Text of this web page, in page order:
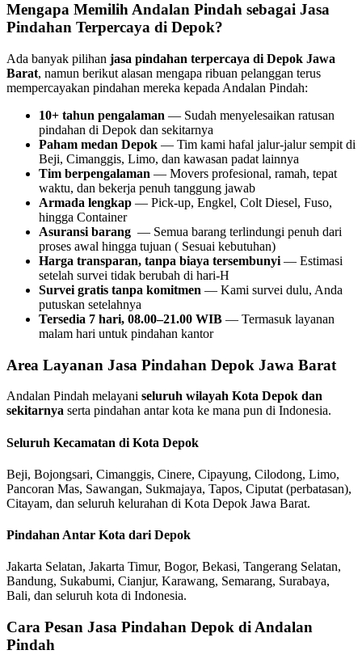
Mengapa Memilih Andalan Pindah sebagai Jasa
Pindahan Terpercaya di Depok?
Ada banyak pilihan jasa pindahan terpercaya di Depok Jawa
Barat, namun berikut alasan mengapa ribuan pelanggan terus
mempercayakan pindahan mereka kepada Andalan Pindah:
10+ tahun pengalaman — Sudah menyelesaikan ratusan
pindahan di Depok dan sekitarnya
Paham medan Depok — Tim kami hafal jalur-jalur sempit di
Beji, Cimanggis, Limo, dan kawasan padat lainnya
Tim berpengalaman — Movers profesional, ramah, tepat
waktu, dan bekerja penuh tanggung jawab
Armada lengkap — Pick-up, Engkel, Colt Diesel, Fuso,
hingga Container
Asuransi barang — Semua barang terlindungi penuh dari
proses awal hingga tujuan ( Sesuai kebutuhan)
Harga transparan, tanpa biaya tersembunyi — Estimasi
setelah survei tidak berubah di hari-H
Survei gratis tanpa komitmen — Kami survei dulu, Anda
putuskan setelahnya
Tersedia 7 hari, 08.00–21.00 WIB — Termasuk layanan
malam hari untuk pindahan kantor
Area Layanan Jasa Pindahan Depok Jawa Barat
Andalan Pindah melayani seluruh wilayah Kota Depok dan
sekitarnya serta pindahan antar kota ke mana pun di Indonesia.
Seluruh Kecamatan di Kota Depok
Beji, Bojongsari, Cimanggis, Cinere, Cipayung, Cilodong, Limo,
Pancoran Mas, Sawangan, Sukmajaya, Tapos, Ciputat (perbatasan),
Citayam, dan seluruh kelurahan di Kota Depok Jawa Barat.
Pindahan Antar Kota dari Depok
Jakarta Selatan, Jakarta Timur, Bogor, Bekasi, Tangerang Selatan,
Bandung, Sukabumi, Cianjur, Karawang, Semarang, Surabaya,
Bali, dan seluruh kota di Indonesia.
Cara Pesan Jasa Pindahan Depok di Andalan
Pindah